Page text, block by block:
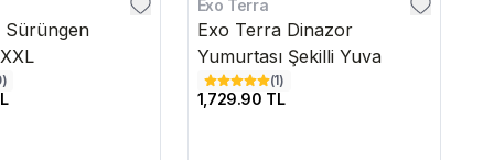
Sürüngen
)
Exo Terra
Exo Terra Dinazor
Yumurtası Şekilli Yuva
(1)
1,729.90 TL